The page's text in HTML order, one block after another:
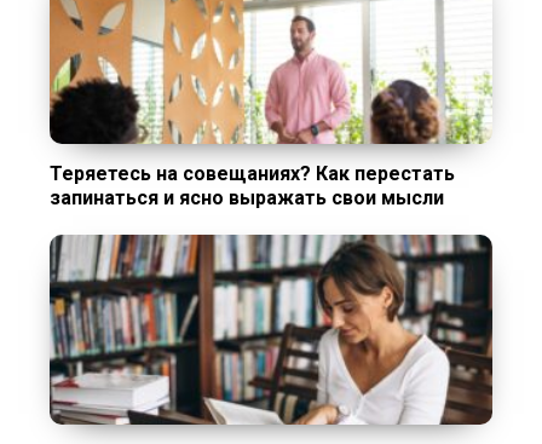
Теряетесь на совещаниях? Как перестать
запинаться и ясно выражать свои мысли